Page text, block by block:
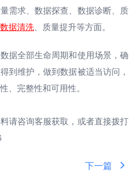
需求、数据探查、数据诊断、质
数据清洗 、质量提升等⽅⾯。
据全部⽣命周期和使⽤场景，确
到维护，做到数据被适当访问，
、完整性和可⽤性。
请咨询客服获取，或者直接拨打
下一篇